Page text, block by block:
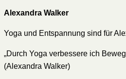
Alexandra Walker
Yoga und Entspannung sind für
„Durch Yoga verbessere ich
(Alexandra Walker)